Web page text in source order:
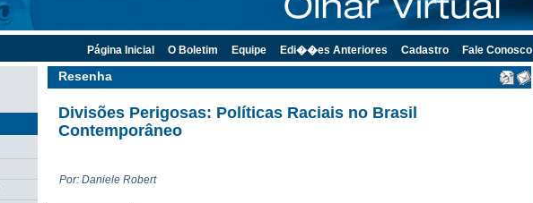
Resenha
Divisões Perigosas: Políticas Raciais no Brasil
Contemporâneo
Por: Daniele Robert
Página Inicial O Boletim Equipe Edi��es Anteriores Cadastro Fale Conosco